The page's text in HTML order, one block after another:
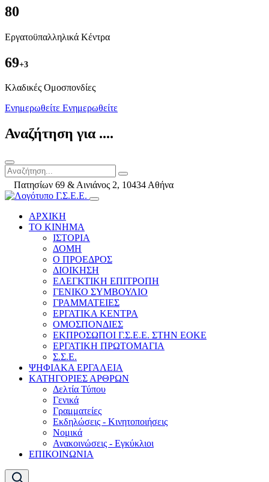
80
Εργατοϋπαλληλικά Κέντρα
69+3
Kλαδικές Ομοσπονδίες
Ενημερωθείτε Ενημερωθείτε
Αναζήτηση για ....
Πατησίων 69 & Αινιάνος 2, 10434 Αθήνα
ΑΡΧΙΚΗ
ΤΟ ΚΙΝΗΜΑ
ΙΣΤΟΡΙΑ
ΔΟΜΗ
Ο ΠΡΟΕΔΡΟΣ
ΔΙΟΙΚΗΣΗ
ΕΛΕΓΚΤΙΚΗ ΕΠΙΤΡΟΠΗ
ΓΕΝΙΚΟ ΣΥΜΒΟΥΛΙΟ
ΓΡΑΜΜΑΤΕΙΕΣ
ΕΡΓΑΤΙΚΑ ΚΕΝΤΡΑ
ΟΜΟΣΠΟΝΔΙΕΣ
ΕΚΠΡΟΣΩΠΟΙ Γ.Σ.Ε.Ε. ΣΤΗΝ ΕΟΚΕ
ΕΡΓΑΤΙΚΗ ΠΡΩΤΟΜΑΓΙΑ
Σ.Σ.Ε.
ΨΗΦΙΑΚΑ ΕΡΓΑΛΕΙΑ
ΚΑΤΗΓΟΡΙΕΣ ΑΡΘΡΩΝ
Δελτία Τύπου
Γενικά
Γραμματείες
Εκδηλώσεις - Κινητοποιήσεις
Νομικά
Ανακοινώσεις - Εγκύκλιοι
ΕΠΙΚΟΙΝΩΝΙΑ